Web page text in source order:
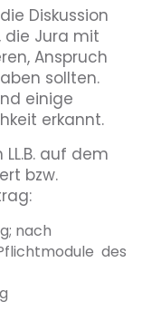
Diskussion
die Jura mit
Anspruch
sollten.
einige
erkannt.
auf dem
bzw.
nach
des